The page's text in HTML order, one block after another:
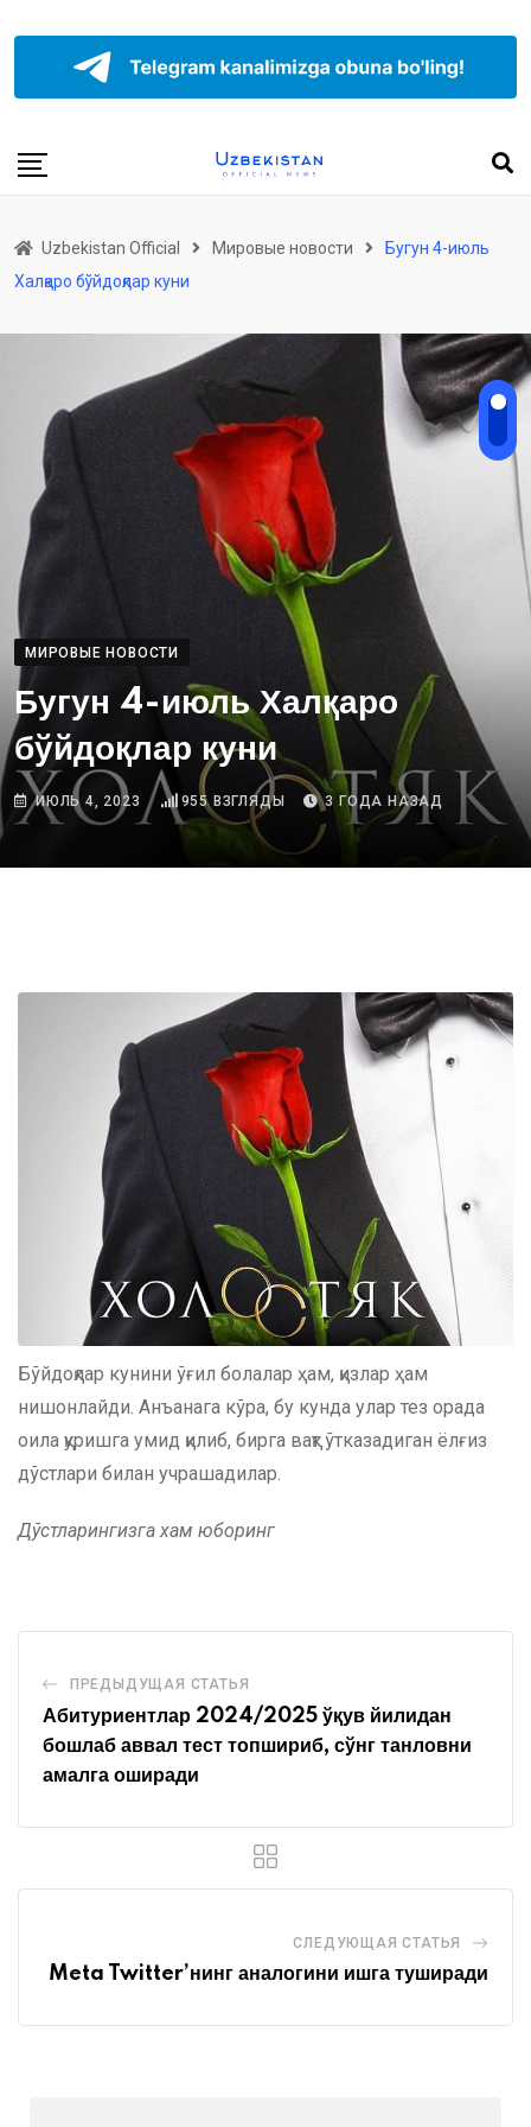
Uzbekistan Official Мировые новости
Бугун 4-июль
Халқаро бўйдоқлар куни
МИРОВЫЕ НОВОСТИ
Бугун 4-июль Халқаро
бўйдоқлар куни
ИЮЛЬ 4, 2023 955ВЗГЛЯДЫ 3 ГОДА НАЗАД
Бўйдоқлар кунини ўғил болалар ҳам, қизлар ҳам
нишонлайди. Анъанага кўра, бу кунда улар тез орада
оила қуришга умид қилиб, бирга вақт ўтказадиган ёлғиз
дўстлари билан учрашадилар.
Дўстларингизга хам юборинг
ПРЕДЫДУЩАЯ СТАТЬЯ
Абитуриентлар 2024/2025 ўқув йилидан
бошлаб аввал тест топшириб, сўнг танловни
амалга оширади
СЛЕДУЮЩАЯ СТАТЬЯ
Meta Twitter’нинг аналогини ишга туширади